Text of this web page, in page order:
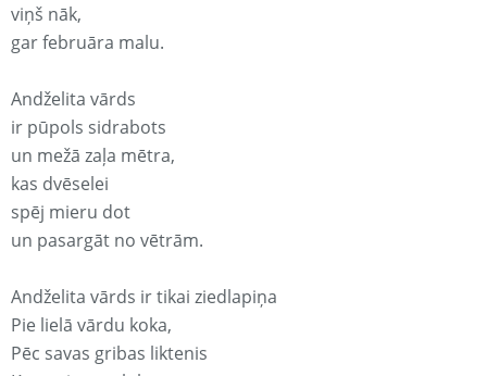
viņš nāk,
gar februāra malu.
Andželita vārds
ir pūpols sidrabots
un mežā zaļa mētra,
kas dvēselei
spēj mieru dot
un pasargāt no vētrām.
Andželita vārds ir tikai ziedlapiņa
Pie lielā vārdu koka,
Pēc savas gribas liktenis